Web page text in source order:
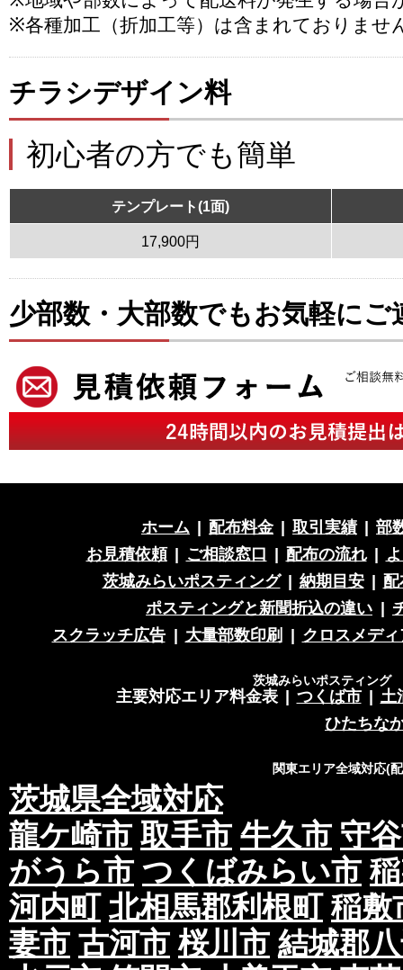
※各種加工（折加工等）は含まれておりませ
チラシデザイン料
初心者の方でも簡単
テンプレート(1面)
17,900円
少部数・大部数でもお気軽にご
ホーム 配布料金 取引実績
部
お見積依頼
ご相談窓口 配布の流れ
茨城みらいポスティング
納期目安
ポスティングと新聞折込の違い
スクラッチ広告
大量部数印刷 クロスメディ
茨城みらいポスティング
主要対応エリア料金表 つくば市
土
ひたちな
関東エリア全域対応(
茨城県全域対応
龍ケ崎市 取手市 牛久市 守
がうら市 つくばみらい市
河内町 北相馬郡利根町 稲敷
妻市 古河市 桜川市 結城郡